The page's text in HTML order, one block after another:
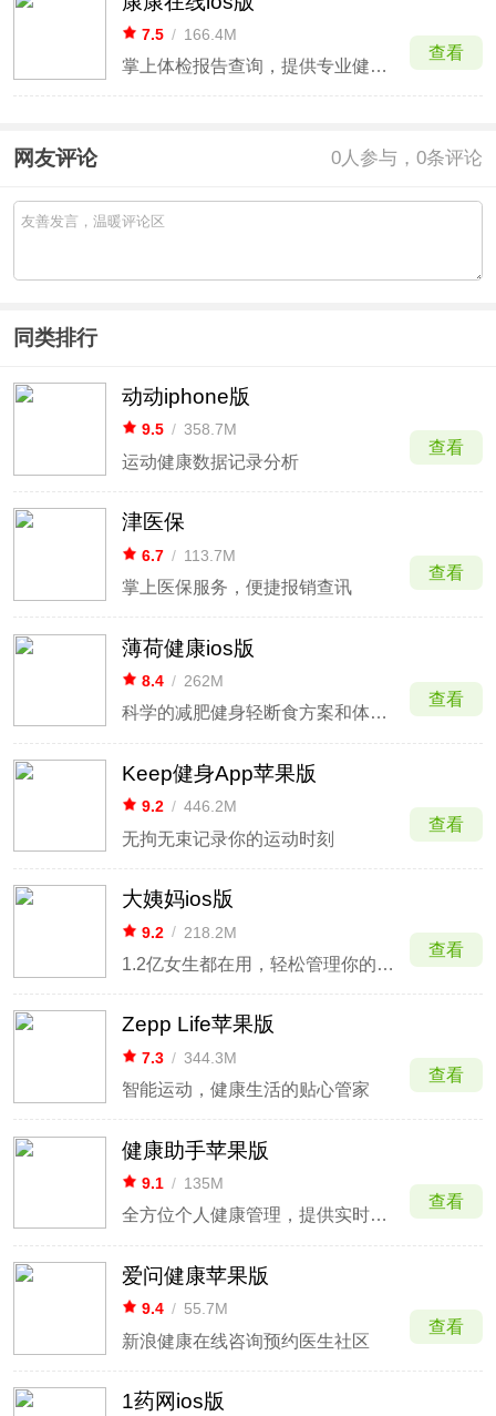
7.5 / 166.4M
掌上体检报告查询，提供专业健康解读与建议。
查看
网友评论 0人参与，0条评论
同类排行
动动iphone版
9.5 / 358.7M
运动健康数据记录分析
查看
津医保
6.7 / 113.7M
掌上医保服务，便捷报销查讯
查看
薄荷健康ios版
8.4 / 262M
科学的减肥健身轻断食方案和体重管理服务
查看
Keep健身App苹果版
9.2 / 446.2M
无拘无束记录你的运动时刻
查看
大姨妈ios版
9.2 / 218.2M
1.2亿女生都在用，轻松管理你的健康
查看
Zepp Life苹果版
7.3 / 344.3M
智能运动，健康生活的贴心管家
查看
健康助手苹果版
9.1 / 135M
全方位个人健康管理，提供实时心率监测与建议。
查看
爱问健康苹果版
9.4 / 55.7M
新浪健康在线咨询预约医生社区
查看
1药网ios版